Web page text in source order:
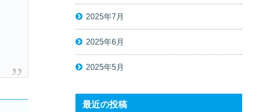
2025年7月
2025年6月
2025年5月
最近の投稿